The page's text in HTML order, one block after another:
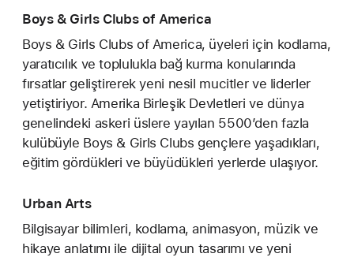
Boys & Girls Clubs of America
Boys & Girls Clubs of America, üyeleri için kodlama,
yaratıcılık ve toplulukla bağ kurma konularında
fırsatlar geliştirerek yeni nesil mucitler ve liderler
yetiştiriyor. Amerika Birleşik Devletleri ve dünya
genelindeki askeri üslere yayılan 5500’den fazla
kulübüyle Boys & Girls Clubs gençlere yaşadıkları,
eğitim gördükleri ve büyüdükleri yerlerde ulaşıyor.
Urban Arts
Bilgisayar bilimleri, kodlama, animasyon, müzik ve
hikaye anlatımı ile dijital oyun tasarımı ve yeni